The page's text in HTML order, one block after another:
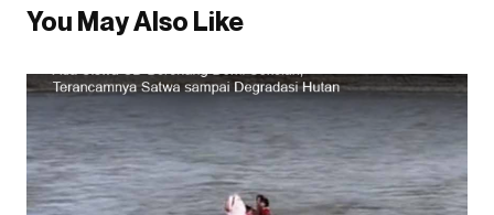
You May Also Like